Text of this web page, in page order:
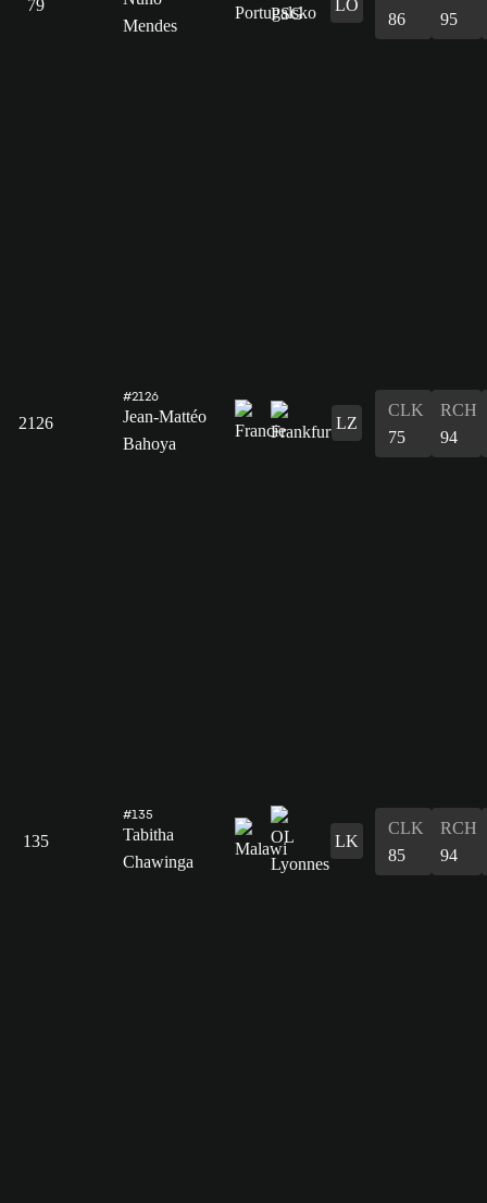
79
Mendes
LO
86
95
2126
#2126
Jean-Mattéo
Bahoya
LZ
CLK
75
RCH
94
135
#135
Tabitha
Chawinga
LK
CLK
85
RCH
94